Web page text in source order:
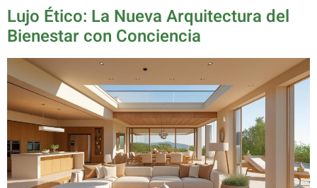
Lujo Ético: La Nueva Arquitectura del
Bienestar con Conciencia